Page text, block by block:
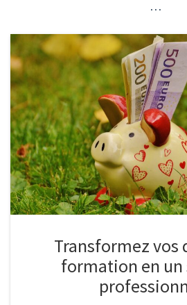
…
Transformez vos
formation en un